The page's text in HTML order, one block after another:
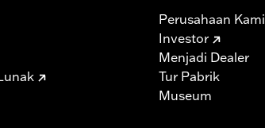
Perusahaan Kami
Investor
Menjadi Dealer
Tur Pabrik
Museum